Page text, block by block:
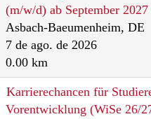
(m/w/d) ab September
Asbach-Baeumenheim, DE
7 de ago. de 2026
0.00 km
Karrierechancen für
Vorentwicklung (WiSe 26/